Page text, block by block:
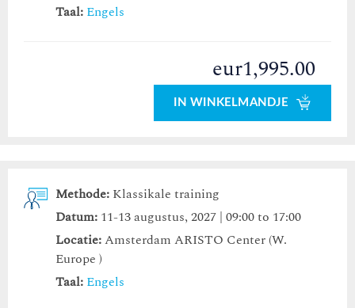
Taal: Engels
eur1,995.00
IN WINKELMANDJE
Methode: Klassikale training
Datum: 11-13 augustus, 2027 | 09:00 to 17:00
Locatie:Amsterdam ARISTO Center (W.
Europe )
Taal: Engels